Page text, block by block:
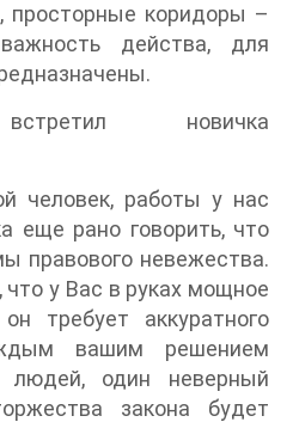
просторные коридоры –
действа, для
новичка
человек, работы у нас
еще рано говорить, что
правового невежества.
что у Вас в руках мощное
требует аккуратного
вашим решением
людей, один неверный
закона будет